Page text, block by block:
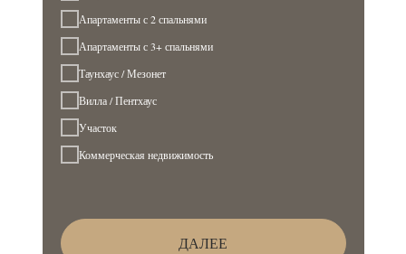
Апартаменты с 2 спальнями
Апартаменты с 3+ спальнями
Таунхаус / Мезонет
Вилла / Пентхаус
Участок
Коммерческая недвижимость
ДАЛЕЕ